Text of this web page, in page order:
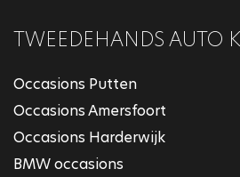
TWEEDEHANDS AUTO
Occasions Putten
Occasions Amersfoort
Occasions Harderwijk
BMW occasions